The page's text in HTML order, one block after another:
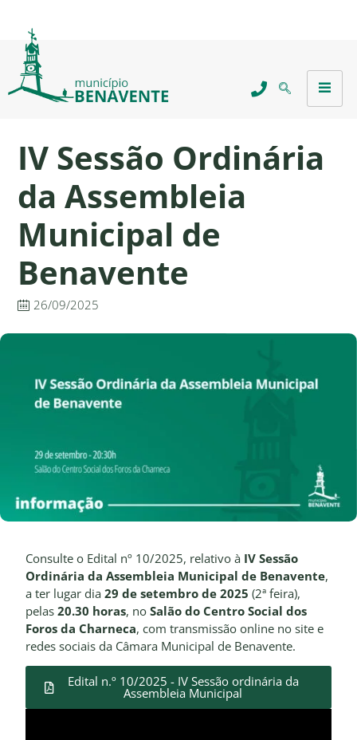
IV Sessão Ordinária
da Assembleia
Municipal de
Benavente
26/09/2025
Consulte o Edital nº 10/2025, relativo à IV Sessão
Ordinária da Assembleia Municipal de Benavente,
a ter lugar dia29 de setembro de 2025 (2ª feira),
pelas20.30 horas, noSalão do Centro Social dos
Foros da Charneca, com transmissão online no site e
redes sociais da Câmara Municipal de Benavente.
Edital n.º 10/2025 - IV Sessão ordinária da
Assembleia Municipal